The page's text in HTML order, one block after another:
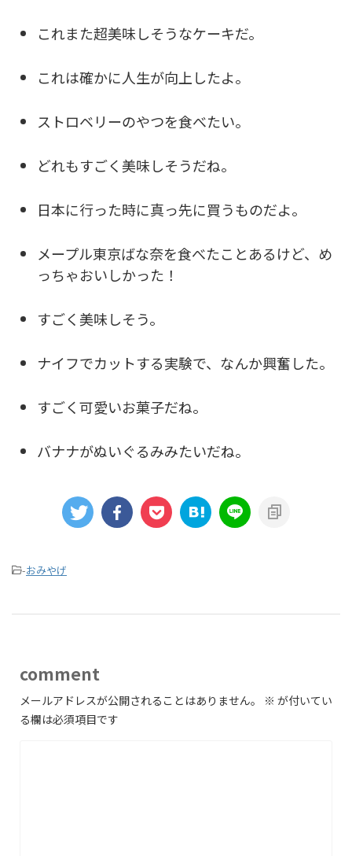
これまた超美味しそうなケーキだ。
これは確かに人生が向上したよ。
ストロベリーのやつを食べたい。
どれもすごく美味しそうだね。
日本に行った時に真っ先に買うものだよ。
メープル東京ばな奈を食べたことあるけど、め
っちゃおいしかった！
すごく美味しそう。
ナイフでカットする実験で、なんか興奮した。
すごく可愛いお菓子だね。
バナナがぬいぐるみみたいだね。
-おみやげ
comment
メールアドレスが公開されることはありません。 ※ が付いてい
る欄は必須項目です